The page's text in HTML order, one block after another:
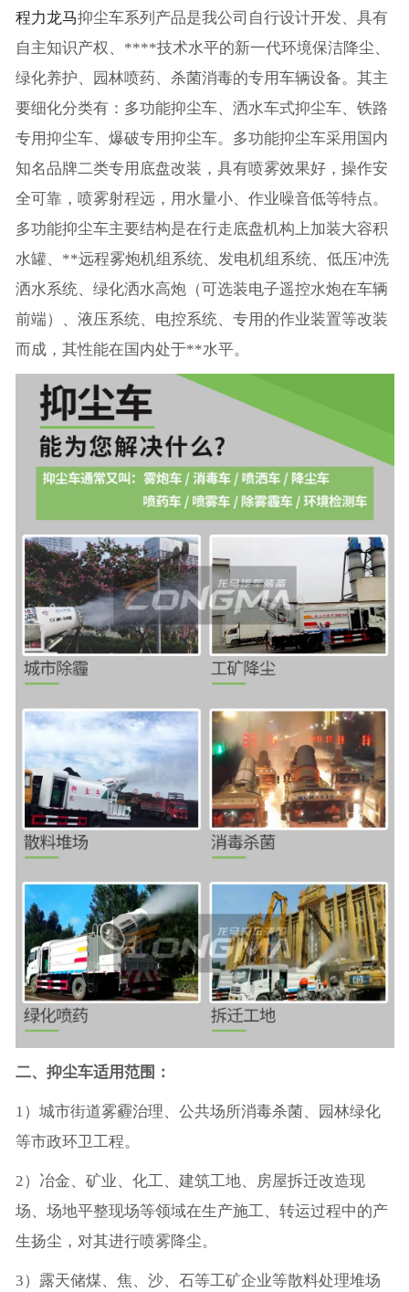
程力龙马抑尘车系列产品是我公司自行设计开发、具有
自主知识产权、****技术水平的新一代环境保洁降尘、
绿化养护、园林喷药、杀菌消毒的专用车辆设备。其主
要细化分类有：多功能抑尘车、洒水车式抑尘车、铁路
专用抑尘车、爆破专用抑尘车。多功能抑尘车采用国内
知名品牌二类专用底盘改装，具有喷雾效果好，操作安
全可靠，喷雾射程远，用水量小、作业噪音低等特点。
多功能抑尘车主要结构是在行走底盘机构上加装大容积
水罐、**远程雾炮机组系统、发电机组系统、低压冲洗
洒水系统、绿化洒水高炮（可选装电子遥控水炮在车辆
前端）、液压系统、电控系统、专用的作业装置等改装
而成，其性能在国内处于**水平。
二、抑尘车适用范围：
1）城市街道雾霾治理、公共场所消毒杀菌、园林绿化
等市政环卫工程。
2）冶金、矿业、化工、建筑工地、房屋拆迁改造现
场、场地平整现场等领域在生产施工、转运过程中的产
生扬尘，对其进行喷雾降尘。
3）露天储煤、焦、沙、石等工矿企业等散料处理堆场